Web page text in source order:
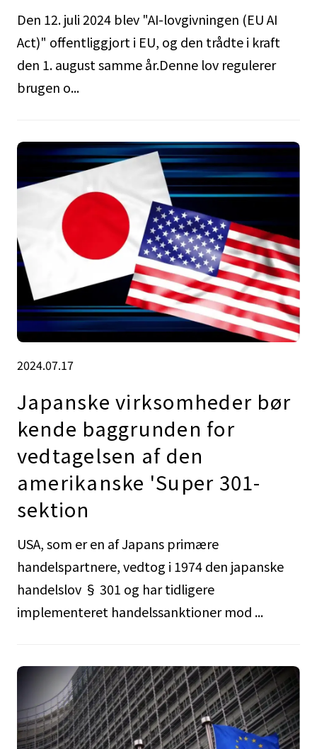
Den 12. juli 2024 blev "AI-lovgivningen (EU AI
Act)" offentliggjort i EU, og den trådte i kraft
den 1. august samme år.Denne lov regulerer
brugen o...
2024.07.17
Japanske virksomheder bør
kende baggrunden for
vedtagelsen af den
amerikanske 'Super 301-
sektion
USA, som er en af Japans primære
handelspartnere, vedtog i 1974 den japanske
handelslov § 301 og har tidligere
implementeret handelssanktioner mod ...